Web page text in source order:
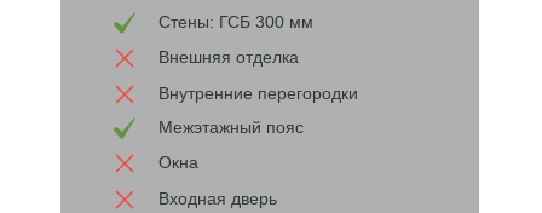
Стены: ГСБ 300 мм
Внешняя отделка
Внутренние перегородки
Межэтажный пояс
Окна
Входная дверь